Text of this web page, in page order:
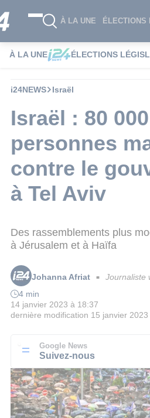
À LA UNE ÉLECTIONS
À LA UNE ÉLECTIONS
i24NEWS Israël
Israël : 80 000
personnes
contre le
à Tel Aviv
Des rassemblements plus
à Jérusalem et à Haïfa
Johanna Afriat ■ Journaliste
4 min
14 janvier 2023 à 18:37
dernière modification 15 janvier
Google News
Suivez-nous